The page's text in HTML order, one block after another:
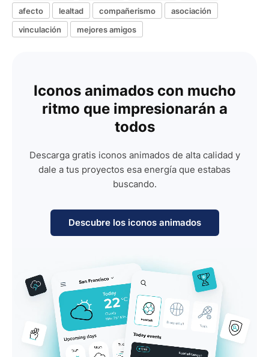
afecto
lealtad compañerismo
asociación
vinculación
mejores amigos
Iconos animados con mucho
ritmo que impresionarán a
todos
Descarga gratis iconos animados de alta calidad y
dale a tus proyectos esa energía que estabas
buscando.
Descubre los iconos animados